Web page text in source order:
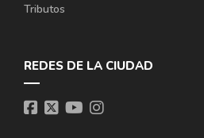
Tributos
REDES DE LA CIUDAD